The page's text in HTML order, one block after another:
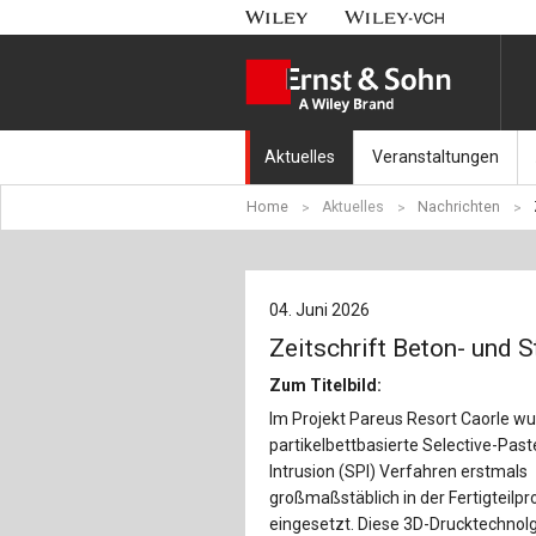
Aktuelles
Nachrichten
Aktuell erschienen
Erscheint in Kürze
Veranstaltungen
Münchener
Fachkonferenz
Beton-Kalender-Tag
Home Aktuelles Nachrichten
04. Juni 2026
Zeitschrift Beton- und
Zum Titelbild:
Im Projekt Pareus Resort Caorle
partikelbettbasierte Selective-
Intrusion (SPI) Verfahren erstmals
großmaßstäblich in der
eingesetzt. Diese 3D-